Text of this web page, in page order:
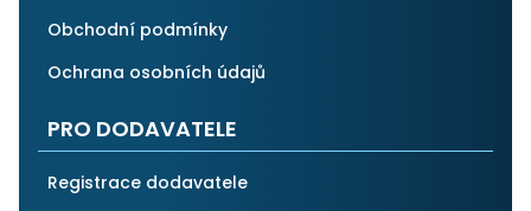
Obchodní podmínky
Ochrana osobních údajů
PRO DODAVATELE
Registrace dodavatele